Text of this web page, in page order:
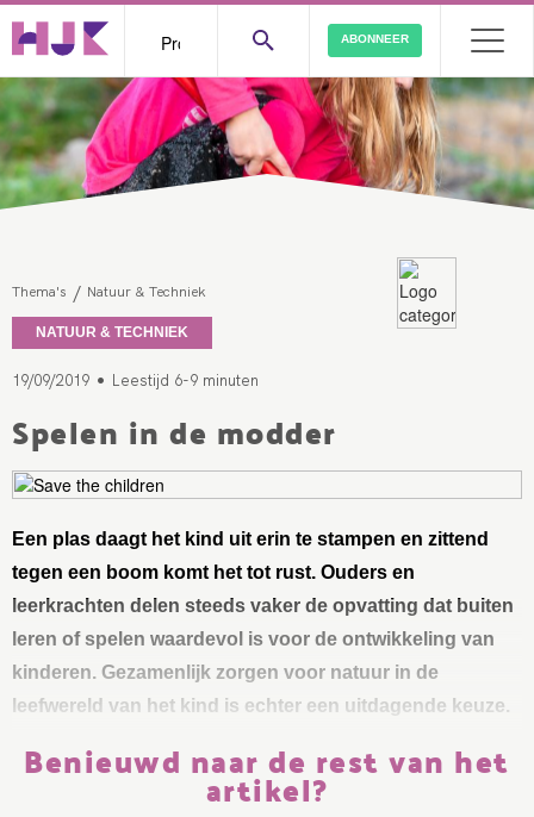
ABONNEER
Thema's / Natuur & Techniek
NATUUR & TECHNIEK
19/09/2019 • Leestijd 6-9 minuten
Spelen in de modder
Een plas daagt het kind uit erin te stampen en zittend
tegen een boom komt het tot rust. Ouders en
leerkrachten delen steeds vaker de opvatting dat buiten
leren of spelen waardevol is voor de ontwikkeling van
kinderen. Gezamenlijk zorgen voor natuur in de
leefwereld van het kind is echter een uitdagende keuze.
Benieuwd naar de rest van het
artikel?